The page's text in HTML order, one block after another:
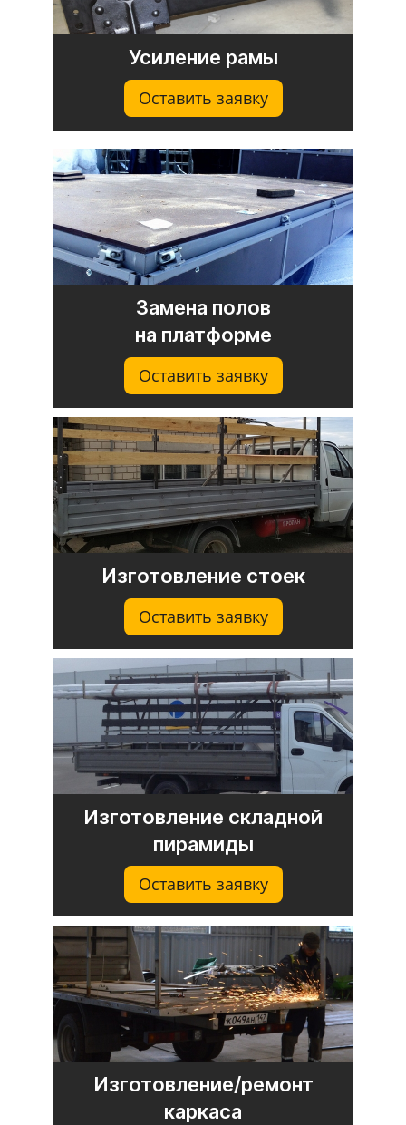
Усиление рамы
Оставить заявку
Замена полов
на платформе
Оставить заявку
Изготовление стоек
Оставить заявку
Изготовление складной
пирамиды
Оставить заявку
Изготовление/ремонт
каркаса